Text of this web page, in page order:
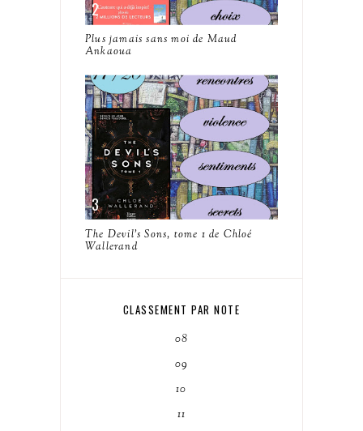
Plus jamais sans moi de Maud
Ankaoua
The Devil's Sons, tome 1 de Chloé
Wallerand
CLASSEMENT PAR NOTE
08
09
10
11